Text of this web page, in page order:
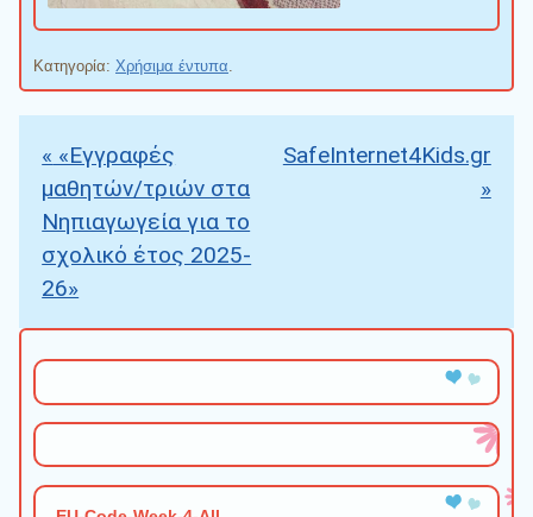
Κατηγορία: Χρήσιμα έντυπα.
Πλοήγηση άρθρων
« «Εγγραφές
μαθητών/τριών στα
Νηπιαγωγεία για το
σχολικό έτος 2025-
26»
SafeInternet4Kids.gr
»